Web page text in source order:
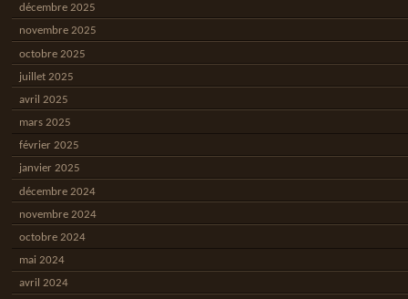
décembre 2025
novembre 2025
octobre 2025
juillet 2025
avril 2025
mars 2025
février 2025
janvier 2025
décembre 2024
novembre 2024
octobre 2024
mai 2024
avril 2024